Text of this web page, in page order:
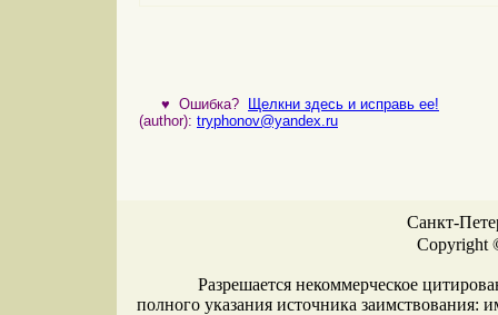
♥ Ошибка?
Щелкни здесь и исправь ее!
(author): tryphonov@yandex.ru
Санкт-
Copyright
Разрешается некоммерческое
полного указания источника заимствования: